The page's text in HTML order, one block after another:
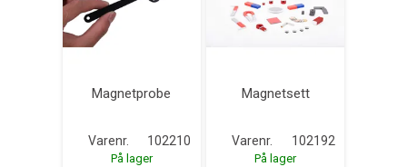
Magnetprobe
Varenr. 102210
På lager
Magnetsett
Varenr. 102192
På lager